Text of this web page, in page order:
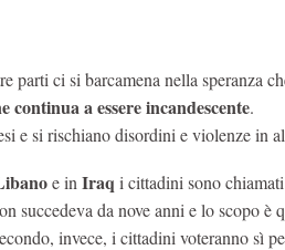
parti ci si barcamena nella speranza
continua a essere incandescente.
e si rischiano disordini e violenze in
e in Iraq i cittadini sono
succedeva da nove anni e lo scopo è
invece, i cittadini voteranno sì